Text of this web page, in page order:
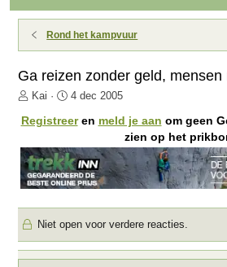
Rond het kampvuur
Ga reizen zonder geld,
O
d
r
w
e
r
p
s
t
Kai
S
a
t
d
a
t
u
m
4 dec 2005
Registreeren meld je aan om geen
zien op het
Niet open voor verdere reacties.